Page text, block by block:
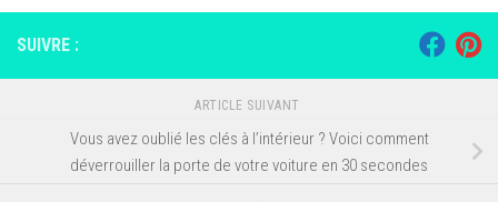
SUIVRE :
ARTICLE SUIVANT
Vous avez oublié les clés à l’intérieur ? Voici comment
déverrouiller la porte de votre voiture en 30 secondes